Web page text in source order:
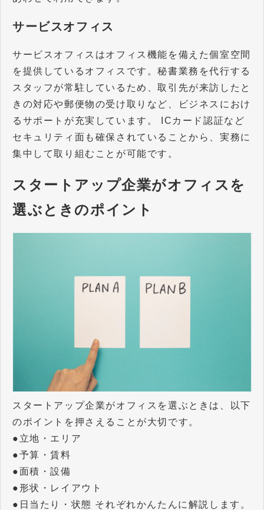
サービスオフィス
サービスオフィスはオフィス機能を備えた個室空間
を提供しているオフィスです。秘書業務を代行する
スタッフが常駐しているため、取引先が来訪したと
きの対応や郵便物の受け取りなど、ビジネスにおけ
るサポートが充実しています。 ICカード認証など
セキュリティ面も確保されていることから、実務に
集中して取り組むことが可能です。
スタートアップ企業がオフィスを
選ぶときのポイント
スタートアップ企業がオフィスを選ぶときは、以下
のポイントを押さえることが大切です。
●立地・エリア
●予算・賃料
●面積・設備
●形状・レイアウト
●日当たり・状態 それぞれかんたんに解説します。